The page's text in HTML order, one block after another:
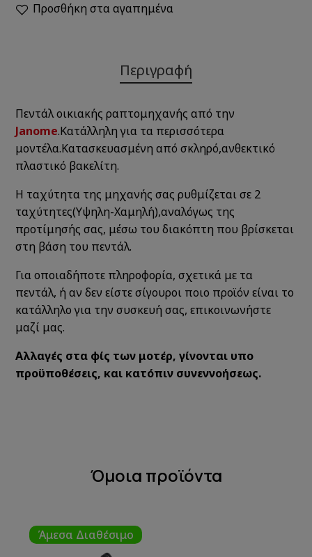
Προσθήκη στα αγαπημένα
Περιγραφή
Πεντάλ οικιακής ραπτομηχανής από την
Janome.Κατάλληλη για τα περισσότερα
μοντέλα.Κατασκευασμένη από σκληρό,ανθεκτικό
πλαστικό βακελίτη.
Η ταχύτητα της μηχανής σας ρυθμίζεται σε 2
ταχύτητες(Υψηλη-Χαμηλή),αναλόγως της
προτίμησής σας, μέσω του διακόπτη που βρίσκεται
στη βάση του πεντάλ.
Για οποιαδήποτε πληροφορία, σχετικά με τα
πεντάλ, ή αν δεν είστε σίγουροι ποιο προϊόν είναι το
κατάλληλο για την συσκευή σας, επικοινωνήστε
μαζί μας.
Αλλαγές στα φίς των μοτέρ, γίνονται υπο
προϋποθέσεις, και κατόπιν συνεννοήσεως.
Όμοια προϊόντα
Άμεσα Διαθέσιμο